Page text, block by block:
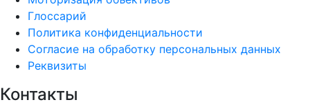
Глоссарий
Политика конфиденциальности
Согласие на обработку персональных данных
Реквизиты
Контакты